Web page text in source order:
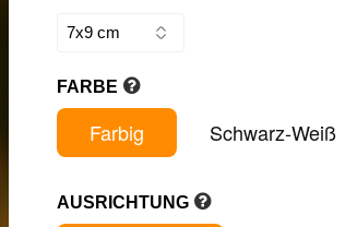
FARBE
Farbig Schwarz-Weiß
AUSRICHTUNG